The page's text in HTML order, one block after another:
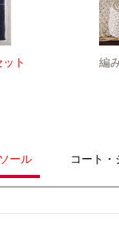
ト 編
ール コート・